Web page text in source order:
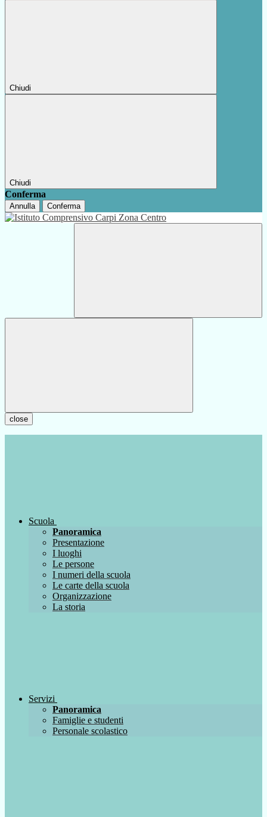
Chiudi
Chiudi
Conferma
Annulla Conferma
close
Scuola
Panoramica
Presentazione
I luoghi
Le persone
I numeri della scuola
Le carte della scuola
Organizzazione
La storia
Servizi
Panoramica
Famiglie e studenti
Personale scolastico